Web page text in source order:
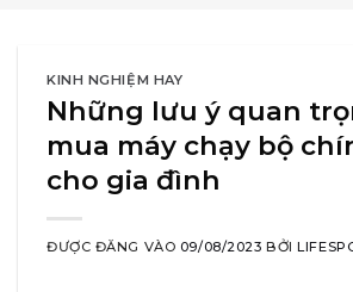
KINH NGHIỆM HAY
Những lưu ý quan
mua máy chạy bộ
cho gia đình
ĐƯỢC ĐĂNG VÀO 09/08/2023 BỞI